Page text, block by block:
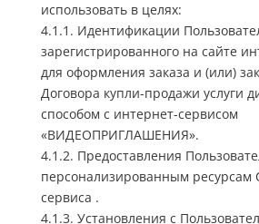
использовать в целях:
4.1.1. Идентификации
зарегистрированного на сайте
для оформления заказа и (или)
Договора купли-продажи услуги
способом с интернет-сервисом
«ВИДЕОПРИГЛАШЕНИЯ».
4.1.2. Предоставления
персонализированным ресурсам
сервиса .
4.1.3. Установления с